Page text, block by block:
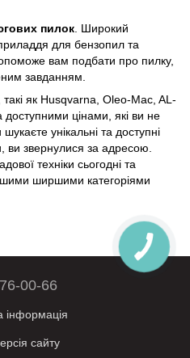
пилок . Широкий
для бензопил та
вам подбати про пилку,
завданням.
як Husqvarna, Oleo-Mac, AL-
доступними цінами, які ви не
унікальні та доступні
ви звернулися за адресою.
техніки сьогодні та
ширшими категоріями
00-66
інформація
сайту